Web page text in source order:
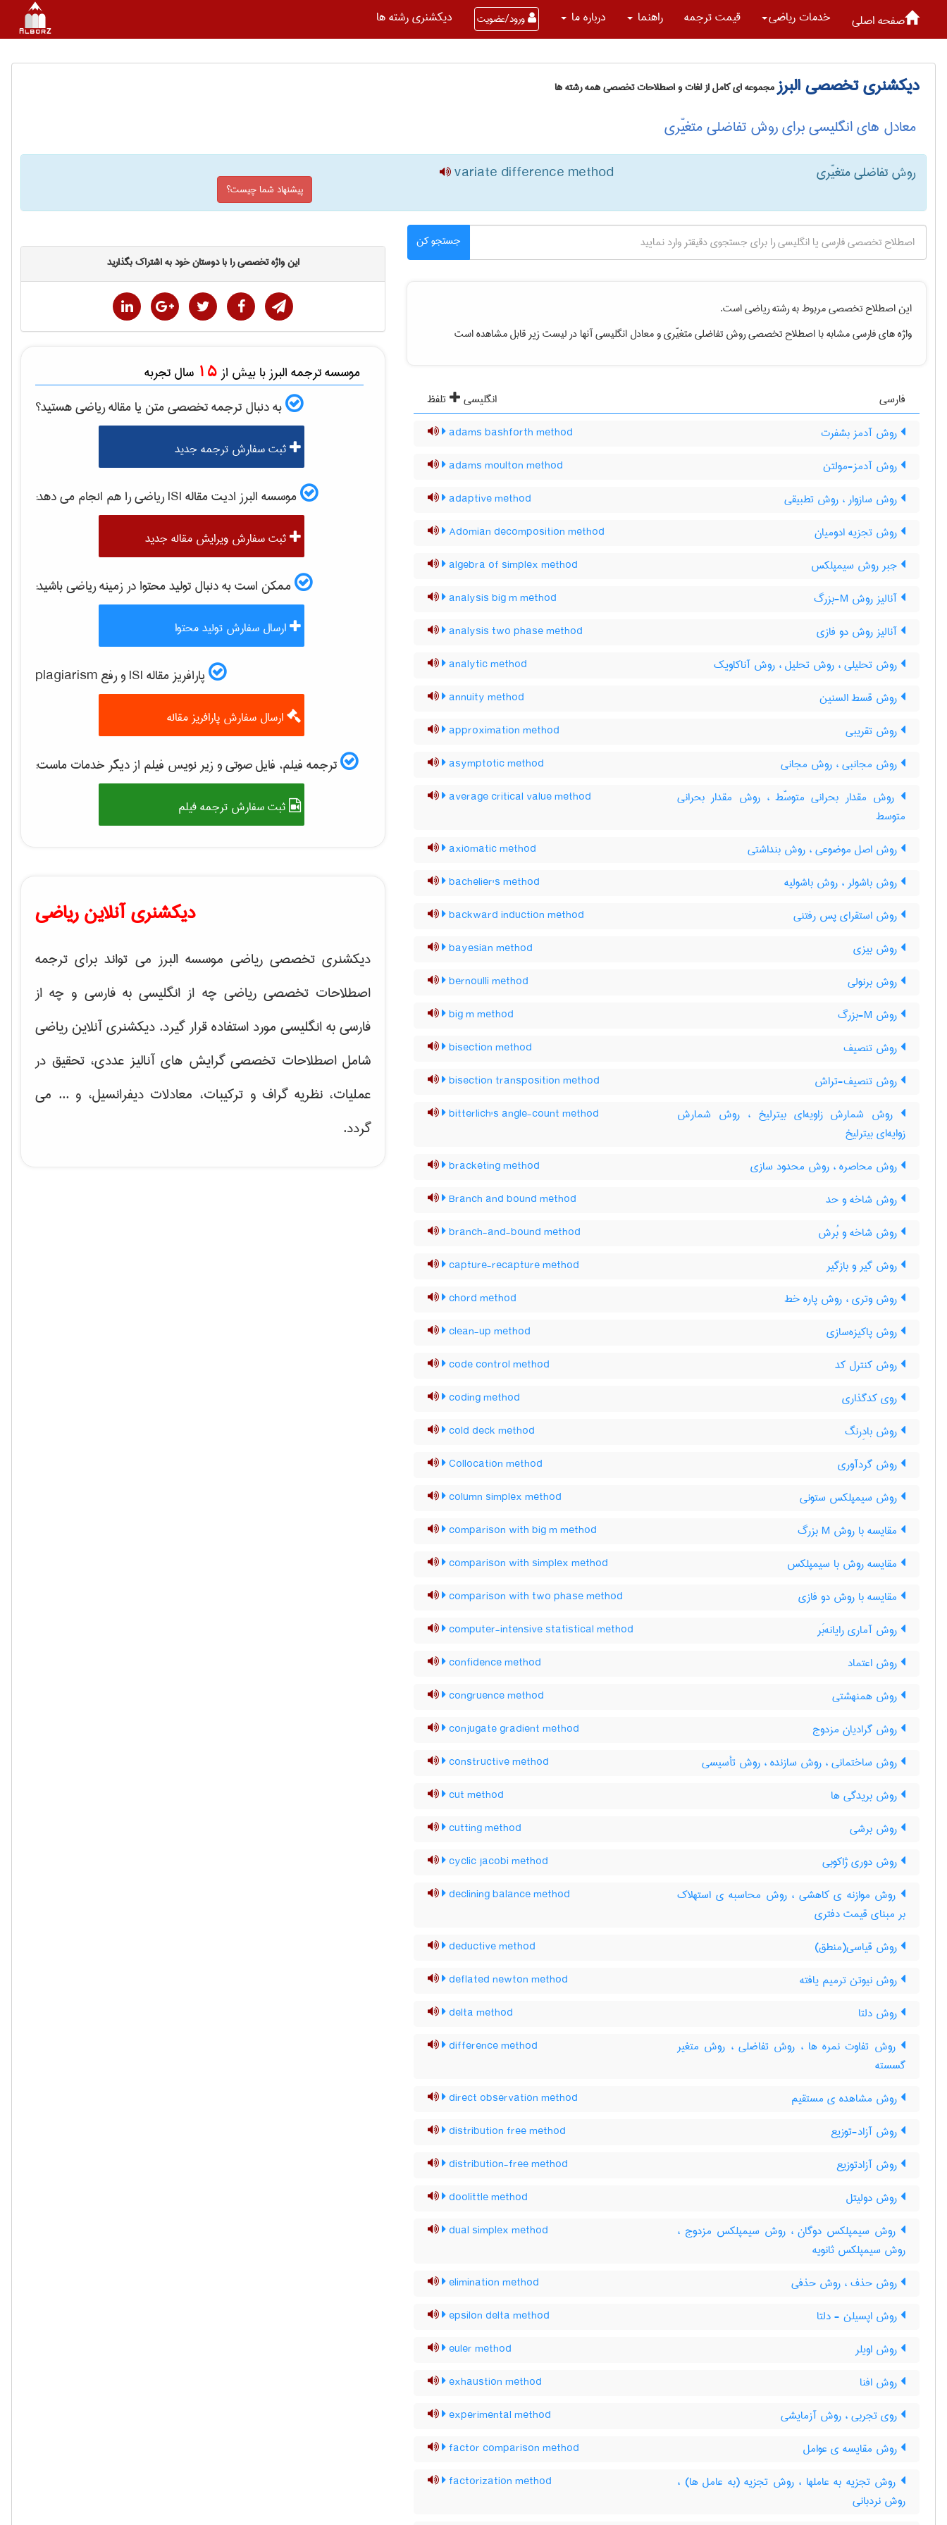
صفحه اصلی خدمات رياضی قیمت ترجمه راهنما درباره ما ورود/عضویت دیکشنری رشته ها
دیکشنری تخصصی البرزمجموعه ای کامل از لغات و اصطلاحات تخصصی همه رشته ها
معادل های انگلیسی برای روش تفاضلی متغیّری
روش تفاضلی متغیّری variate difference method
پیشنهاد شما چیست؟
جستجو کن
این اصطلاح تخصصی مربوط به رشتهرياضیاست.
واژه های فارسی مشابه با اصطلاح تخصصیروش تفاضلی متغیّریو معادل انگلیسی آنها در لیست زیر قابل مشاهده است
فارسی انگلیسی
تلفظ
روش آدمز بشفرت
adams bashforth method
روش آدمز-مولتن adams moulton method
روش سازوار ، روش تطبیقی adaptive method
روش تجزیه ادومیان Adomian decomposition method
جبر روش سیمپلکس algebra of simplex method
آنالیز روش M-بزرگ analysis big m method
آنالیز روش دو فازی analysis two phase method
روش تحلیلی ، روش تحلیل ، روش آناکاویک analytic method
روش قسط السنین annuity method
روش تقریبی approximation method
روش مجانبی ، روش مجانی asymptotic method
روش مقدار بحرانی متوسّط ، روش مقدار بحرانی
متوسط
average critical value method
روش اصل موضوعی ، روش بنداشتی axiomatic method
روش باشولر ، روش باشولیه bachelier's method
روش استقرای پس رفتنی backward induction method
روش بیزی bayesian method
روش برنولی bernoulli method
روش M-بزرگ big m method
روش تنصیف bisection method
روش تنصیف-تراش bisection transposition method
روش شمارش زاویه‌ای بیترلیخ ، روش شمارش
زوایه‌ای بیترلیخ
bitterlich's angle-count method
روش محاصره ، روش محدود سازی bracketing method
روش شاخه و حد Branch and bound method
روش شاخه و بُرش branch-and-bound method
روش گیر و بازگیر capture-recapture method
روش وتری ، روش پاره خط chord method
روش پاکیزه‌سازی clean-up method
روش کنترل کد code control method
روی کدگذاری coding method
روش بادِرنگ cold deck method
روش گردآوری Collocation method
روش سیمپلکس ستونی column simplex method
مقایسه با روش M بزرگ comparison with big m method
مقایسه روش با سیمپلکس comparison with simplex method
مقایسه با روش دو فازی comparison with two phase method
روش آماری رایانه‌بَر computer-intensive statistical method
روش اعتماد confidence method
روش همنهشتی congruence method
روش گرادیان مزدوج conjugate gradient method
روش ساختمانی ، روش سازنده ، روش تأسیسی constructive method
روش بریدگی ها cut method
روش برشی cutting method
روش دوری ژاکوبی cyclic jacobi method
روش موازنه ی کاهشی ، روش محاسبه ی استهلاک
بر مبنای قیمت دفتری
declining balance method
روش قیاسی(منطق) deductive method
روش نیوتن ترمیم یافته deflated newton method
روش دلتا delta method
روش تفاوت نمره ها ، روش تفاضلی ، روش متغیر
گسسته
difference method
روش مشاهده ی مستقیم direct observation method
روش آزاد-توزیع distribution free method
روش آزادتوزیع distribution-free method
روش دولیتل doolittle method
روش سیمپلکس دوگان ، روش سیمپلکس مزدوج ،
روش سیمپلکس ثانویه
dual simplex method
روش حذف ، روش حذفی elimination method
روش اپسیلن - دلتا epsilon delta method
روش اویلر euler method
روش افنا exhaustion method
روی تجربی ، روش آزمایشی experimental method
روش مقایسه ی عوامل factor comparison method
روش تجزیه به عاملها ، روش تجزیه (به عامل ها) ،
روش نردبانی
factorization method
این واژه تخصصی را با دوستان خود به اشتراک بگذارید
موسسه ترجمه البرز با بیش از 15 سال تجربه
به دنبال ترجمه تخصصی متن یا مقالهرياضیهستید؟
ثبت سفارش ترجمه جدید
موسسه البرز ادیت مقاله ISI رياضیرا هم انجام می دهد:
ثبت سفارش ویرایش مقاله جدید
ممکن است به دنبال تولید محتوا در زمینهرياضیباشید:
ارسال سفارش تولید محتوا
پارافریز مقاله ISI و رفع plagiarism
ارسال سفارش پارافریز مقاله
ترجمه فیلم، فایل صوتی و زیر نویس فیلم از دیگر خدمات ماست:
ثبت سفارش ترجمه فیلم
دیکشنری آنلاین ریاضی
دیکشنری تخصصی ریاضی موسسه البرز می تواند برای ترجمه
اصطلاحات تخصصی ریاضی چه از انگلیسی به فارسی و چه از
فارسی به انگلیسی مورد استفاده قرار گیرد. دیکشنری آنلاین ریاضی
شامل اصطلاحات تخصصی گرایش هایآنالیز عددی، تحقیق در
عملیات، نظریه گراف و تركیبات، معادلات دیفرانسیل، و ... می
گردد.